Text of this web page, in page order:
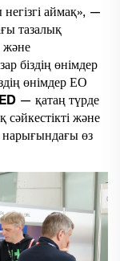
негізгі аймақ», —
тазалық
және
біздің өнімдер
өнімдер ЕО
— қатаң түрде
сәйкестікті және
нарығындағы өз